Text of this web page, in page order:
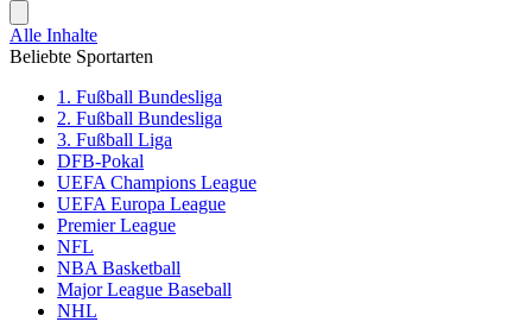
Alle Inhalte
Beliebte Sportarten
1. Fußball Bundesliga
2. Fußball Bundesliga
3. Fußball Liga
DFB-Pokal
UEFA Champions League
UEFA Europa League
Premier League
NFL
NBA Basketball
Major League Baseball
NHL